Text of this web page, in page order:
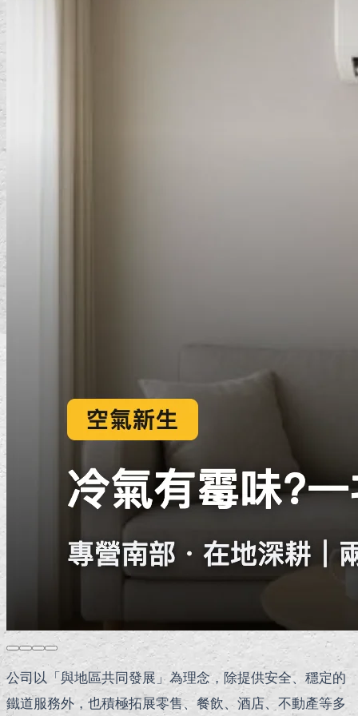
公司以「與地區共同發展」為理念，除提供安全、穩定的
鐵道服務外，也積極拓展零售、餐飲、酒店、不動產等多